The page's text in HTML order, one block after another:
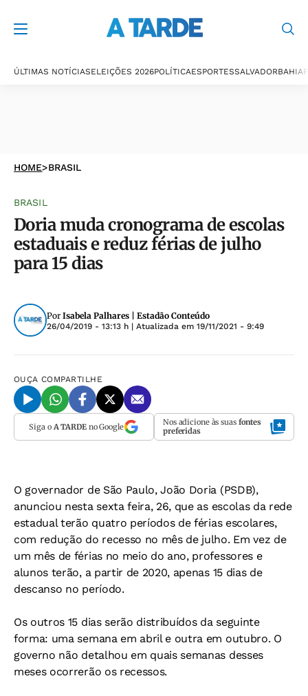
ÚLTIMAS NOTÍCIASELEIÇÕES 2026POLÍTICAESPORTESSALVADORBAHIA
HOME>BRASIL
BRASIL
Doria muda cronograma de escolas
estaduais e reduz férias de julho
para 15 dias
Por Isabela Palhares | Estadão Conteúdo
26/04/2019 - 13:13 h | Atualizada em 19/11/2021 - 9:49
OUÇA COMPARTILHE
Siga o A TARDEno Google Nos adicione às suas fontes
preferidas
O governador de São Paulo, João Doria (PSDB),
anunciou nesta sexta feira, 26, que as escolas da rede
estadual terão quatro períodos de férias escolares,
com redução do recesso no mês de julho. Em vez de
um mês de férias no meio do ano, professores e
alunos terão, a partir de 2020, apenas 15 dias de
descanso no período.
Os outros 15 dias serão distribuídos da seguinte
forma: uma semana em abril e outra em outubro. O
governo não detalhou em quais semanas desses
meses ocorrerão os recessos.